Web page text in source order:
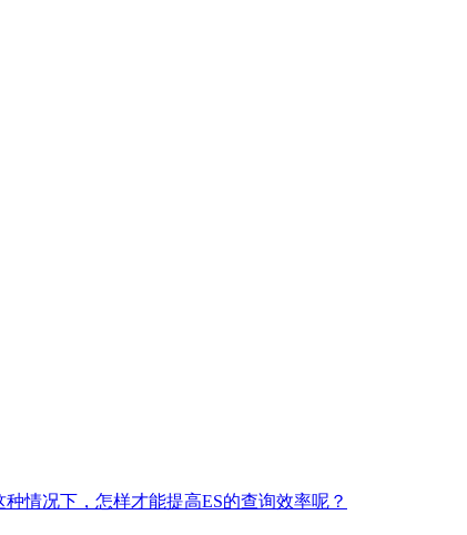
情况下，怎样才能提高ES的查询效率呢？